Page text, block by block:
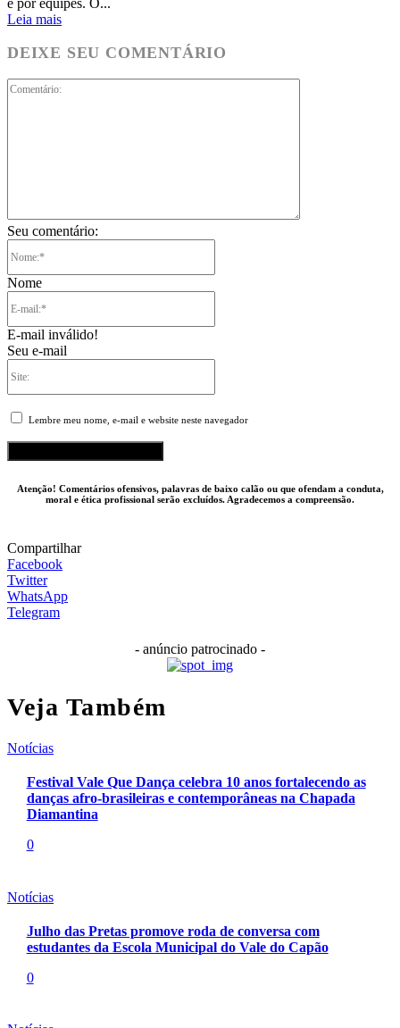
e por equipes. O...
Leia mais
DEIXE SEU COMENTÁRIO
Seu comentário:
Nome
E-mail inválido!
Seu e-mail
Lembre meu nome, e-mail e website neste navegador
Atenção! Comentários ofensivos, palavras de baixo calão ou que ofendam a conduta,
moral e ética profissional serão excluídos. Agradecemos a compreensão.
Compartilhar
Facebook
Twitter
WhatsApp
Telegram
- anúncio patrocinado -
Veja Também
Notícias
Festival Vale Que Dança celebra 10 anos fortalecendo as
danças afro-brasileiras e contemporâneas na Chapada
Diamantina
0
Notícias
Julho das Pretas promove roda de conversa com
estudantes da Escola Municipal do Vale do Capão
0